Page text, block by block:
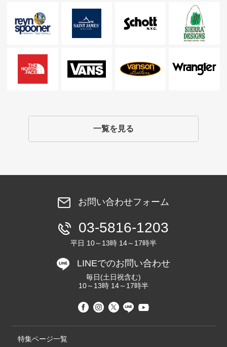
一覧を見る
お問い合わせフォーム
03-5816-1203
平日 10～13時 14～17時半
LINEでのお問い合わせ
毎日(土日祝含む)
10～13時 14～17時半
特集ページ一覧